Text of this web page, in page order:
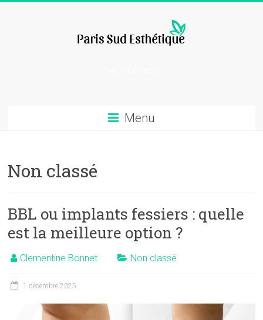
Menu
Non classé
BBL ou implants fessiers : quelle
est la meilleure option ?
Clementine Bonnet Non classé
1 décembre 2025